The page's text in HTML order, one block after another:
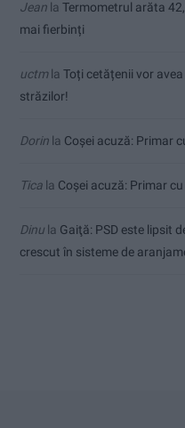
Jean la Termometrul arăta
mai fierbinți
uctmla Toți cetățenii vor
străzilor!
Dorin la Coșei acuză: Primar
Tica la Coșei acuză: Primar
Dinu la Gaiţă: PSD este lipsit
crescut în sisteme de